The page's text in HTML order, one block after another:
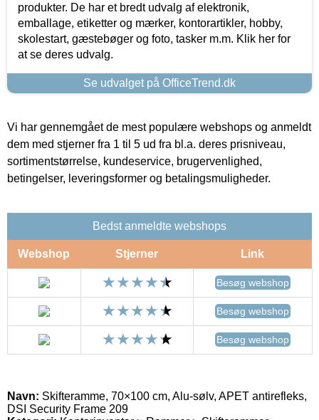
produkter. De har et bredt udvalg af elektronik,
emballage, etiketter og mærker, kontorartikler, hobby,
skolestart, gæstebøger og foto, tasker m.m. Klik her for
at se deres udvalg.
Se udvalget på OfficeTrend.dk
Vi har gennemgået de mest populære webshops og anmeldt
dem med stjerner fra 1 til 5 ud fra bl.a. deres prisniveau,
sortimentstørrelse, kundeservice, brugervenlighed,
betingelser, leveringsformer og betalingsmuligheder.
Bedst anmeldte webshops
Webshop Stjerner Link
Besøg webshop
Besøg webshop
Besøg webshop
Navn: Skifteramme, 70×100 cm, Alu-sølv, APET antirefleks,
DSI Security Frame 209